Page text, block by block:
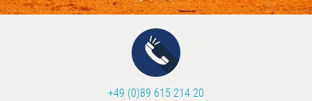
+49 (0)89 615 214 20